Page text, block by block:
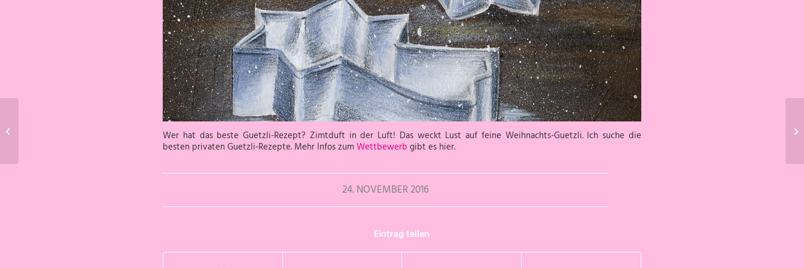
Wer hat das beste Guetzli-Rezept? Zimtduft in der Luft! Das weckt Lust auf feine Weihnachts-Guetzli. Ich suche die
besten privaten Guetzli-Rezepte. Mehr Infos zumWettbewerb gibt es hier.
24. NOVEMBER 2016
Eintrag teilen